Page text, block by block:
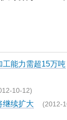
工能力需超15万吨
10-12)
继续扩大 (2012-